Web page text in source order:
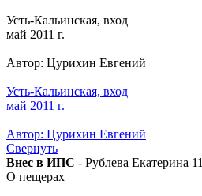
Усть-Кальинская, вход
май 2011 г.
Автор: Цурихин Евгений
Усть-Кальинская, вход
май 2011 г.
Автор: Цурихин Евгений
Свернуть
Внес в ИПС - Рублева Екатерина
О пещерах